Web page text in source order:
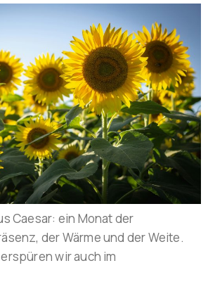
Caesar: ein Monat der
der Wärme und der Weite.
wir auch im